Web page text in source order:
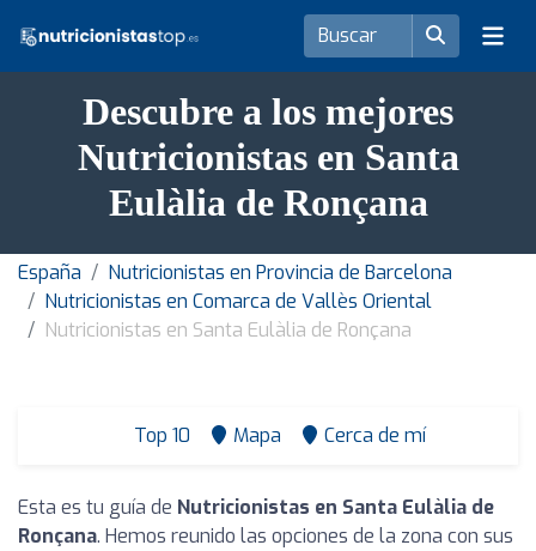
Descubre a los mejores
Nutricionistas en Santa
Eulàlia de Ronçana
España
Nutricionistas en Provincia de Barcelona
Nutricionistas en Comarca de Vallès Oriental
Nutricionistas en Santa Eulàlia de Ronçana
Top 10 Mapa Cerca de mí
Esta es tu guía de Nutricionistas en Santa Eulàlia de
Ronçana. Hemos reunido las opciones de la zona con sus